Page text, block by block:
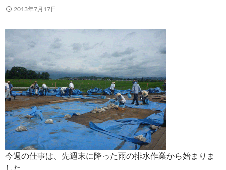
2013年7月17日
今週の仕事は、先週末に降った雨の排水作業から始まりま
した。